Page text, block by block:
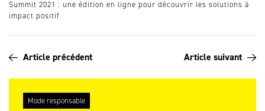
Summit 2021 : une édition en ligne pour découvrir les solutions à
impact positif
Article précédent Article suivant
Mode responsable